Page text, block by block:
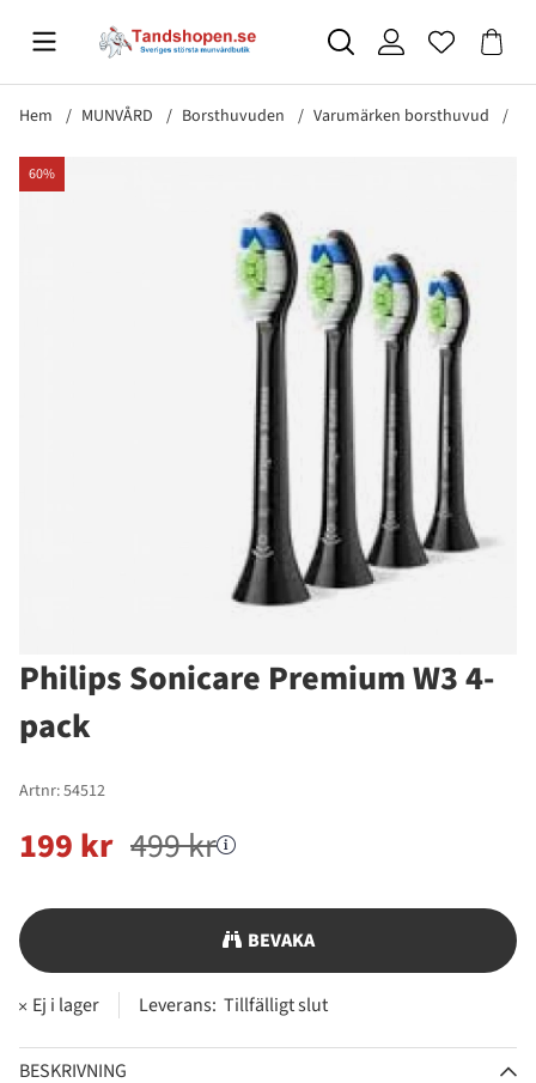
Hem MUNVÅRD Borsthuvuden Varumärken borsthuvud
60
Produktbilder Philips Sonicare Premium W3 4-pack
Philips Sonicare Premium W3 4-
pack
Artnr:54512
499kr
199 kr
BEVAKA
Leverans: Tillfälligt slut
BESKRIVNING